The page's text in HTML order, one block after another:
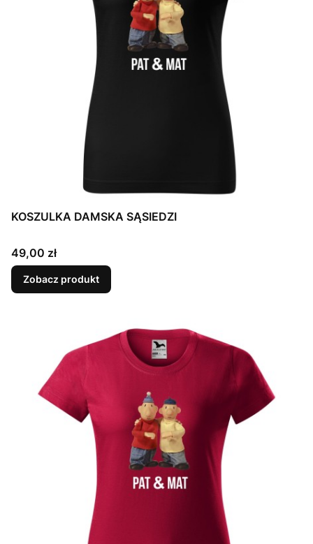
KOSZULKA DAMSKA SĄSIEDZI
Cena
49,00 zł
Zobacz produkt